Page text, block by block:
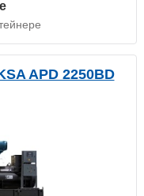
APD 2250BD